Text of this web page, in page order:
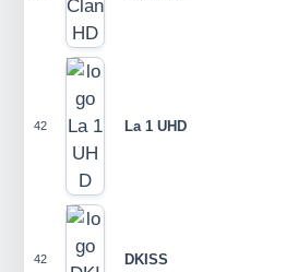
42 La 1 UHD
42 DKISS